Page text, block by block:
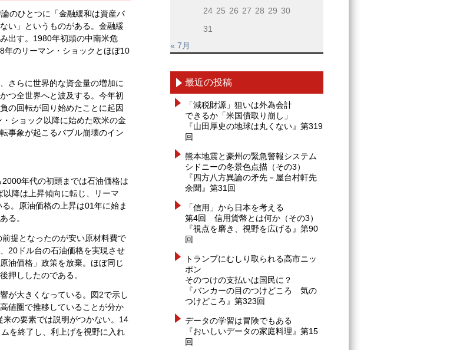
のひとつに「金融緩和は資産バ
い」というものがある。金融緩
出す。1980年初頭の中南米危
年のリーマン・ショックとほぼ10
さらに世界的な資金量の増加に
つ全世界へと波及する。今年初
の回転が回り始めたことに起因
ショック以降に始めた欧米の金
事象が起こるバブル崩壊のイン
年代の初頭までは石油価格は
降は上昇傾向に転じ、リーマ
。原油価格の上昇は01年に始ま
る。
提となったのが安い原材料費で
20ドル台の石油価格を実現させ
油価格」政策を放棄。ほぼ同じ
押ししたのである。
が大きくなっている。図2で示し
値圏で推移していることが分か
の要素では説明がつかない。14
を終了し、利上げを視野に入れ
24 25 26 27 28 29 30
31
« 7月
最近の投稿
「減税財源」狙いは外為会計
できるか「米国債取り崩し」
『山田厚史の地球は丸くない』第319
回
熊本地震と豪州の緊急警報システム
シドニーの冬景色点描（その3）
『四方八方異論の矛先－屋台村軒先
余聞』第31回
「信用」から日本を考える
第4回 信用貨幣とは何か（その3）
『視点を磨き、視野を広げる』第90
回
トランプにむしり取られる高市ニッ
ポン
そのつけの支払いは国民に？
『バンカーの目のつけどころ 気の
つけどころ』第323回
データの学習は冒険でもある
『おいしいデータの家庭料理』第15
回